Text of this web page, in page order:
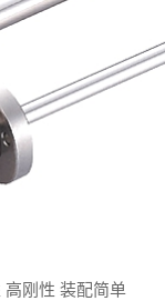
高刚性 装配简单